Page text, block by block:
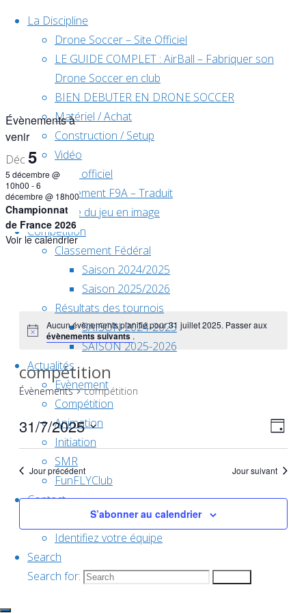
Skip to content
La Discipline
Drone Soccer – Site Officiel
LE GUIDE COMPLET : AirBall – Fabriquer son
Drone Soccer en club
BIEN DEBUTER EN DRONE SOCCER
Matériel / Achat
Construction / Setup
Vidéo
Règlement officiel
Règlement F9A – Traduit
Règle du jeu en image
Compétition
Classement Fédéral
Saison 2024/2025
Saison 2025/2026
Résultats des tournois
SAISON 2024-2025
SAISON 2025-2026
Actualités
Evènement
Compétition
Animation
Initiation
SMR
FunFLYClub
Contact
Groupe de travail
Identifiez votre équipe
Search
Search for:
Évènements à
venir
Déc 5
5 décembre @
10h00 -6
décembre @ 18h00
Championnat
de France 2026
Voir le calendrier
Aucun évènements planifié pour 31 juillet 2025. Passer aux
évènements suivants.
compétition
Évènements compétition
par
de
Jour
31/7/2025
Sélectionnez
une
date.
Jour précédent Jour suivant
S’abonner au calendrier